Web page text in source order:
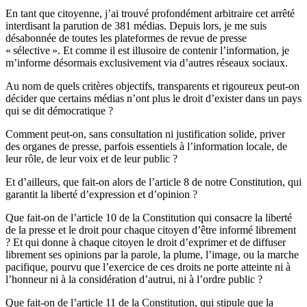
En tant que citoyenne, j’ai trouvé profondément arbitraire cet arrêté
interdisant la parution de 381 médias. Depuis lors, je me suis
désabonnée de toutes les plateformes de revue de presse
« sélective ». Et comme il est illusoire de contenir l’information, je
m’informe désormais exclusivement via d’autres réseaux sociaux.
Au nom de quels critères objectifs, transparents et rigoureux peut-on
décider que certains médias n’ont plus le droit d’exister dans un pays
qui se dit démocratique ?
Comment peut-on, sans consultation ni justification solide, priver
des organes de presse, parfois essentiels à l’information locale, de
leur rôle, de leur voix et de leur public ?
Et d’ailleurs, que fait-on alors de l’article 8 de notre Constitution, qui
garantit la liberté d’expression et d’opinion ?
Que fait-on de l’article 10 de la Constitution qui consacre la liberté
de la presse et le droit pour chaque citoyen d’être informé librement
? Et qui donne à chaque citoyen le droit d’exprimer et de diffuser
librement ses opinions par la parole, la plume, l’image, ou la marche
pacifique, pourvu que l’exercice de ces droits ne porte atteinte ni à
l’honneur ni à la considération d’autrui, ni à l’ordre public ?
Que fait-on de l’article 11 de la Constitution, qui stipule que la